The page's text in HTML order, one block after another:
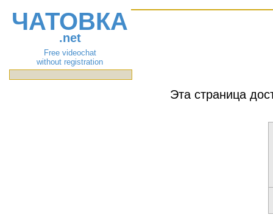
ЧАТОВКА
.net
Free videochat
without registration
Эта страница